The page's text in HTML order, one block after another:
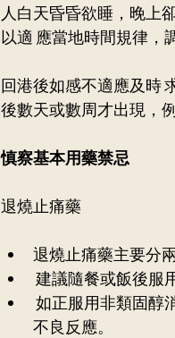
人白天昏昏欲睡，晚上
以適 應當地時間規律
回港後如感不適應及時
後數天或數周才出現，
慎察基本用藥禁忌
退燒止痛藥
退燒止痛藥主要分
建議隨餐或飯後服
不良反應。